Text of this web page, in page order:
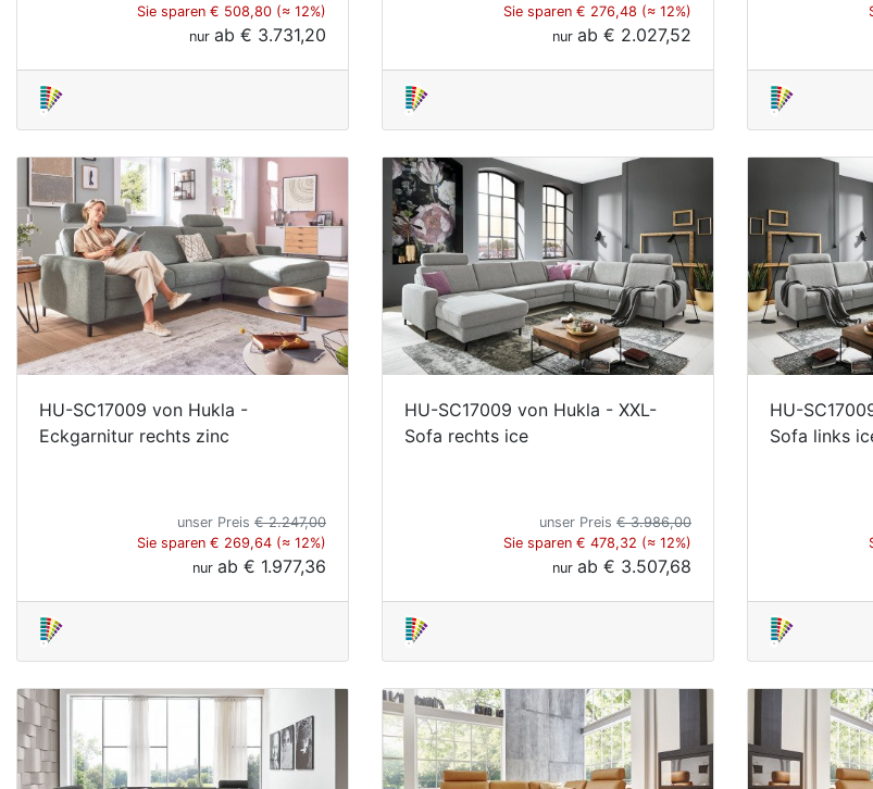
Sie sparen € 508,80 (≈ 12%)
nur ab € 3.731,20
Sie sparen € 276,48 (≈ 12%)
nur ab € 2.027,52
HU-SC17009 von Hukla -
Eckgarnitur rechts zinc
unser Preis € 2.247,00
Sie sparen € 269,64 (≈ 12%)
nur ab € 1.977,36
HU-SC17009 von Hukla - XXL-
Sofa rechts ice
unser Preis € 3.986,00
Sie sparen € 478,32 (≈ 12%)
nur ab € 3.507,68
HU-
Sofa links